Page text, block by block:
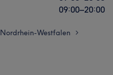
09:00–20:00
Nordrhein-Westfalen >